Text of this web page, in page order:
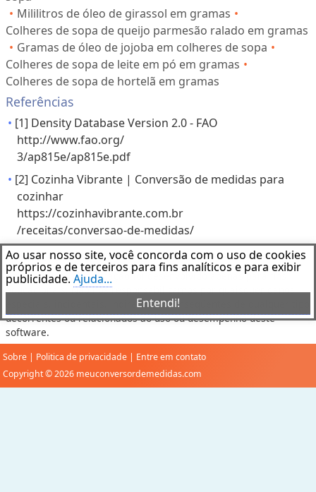
Mililitros de óleo de girassol em gramas
Colheres de sopa de queijo parmesão ralado em gramas
Gramas de óleo de jojoba em colheres de sopa
Colheres de sopa de leite em pó em gramas
Colheres de sopa de hortelã em gramas
Referências
[1] Density Database Version 2.0 - FAO
http://www.fao.org/
3/ap815e/ap815e.pdf
[2] Cozinha Vibrante | Conversão de medidas para
cozinhar
https://cozinhavibrante.com.br
/receitas/conversao-de-medidas/
Aviso Legal
Este software de aplicação foi desenvolvido apenas para fins
educacionais. Não nos responsabilizamos por quaisquer danos
especiais, incidentais, indiretos ou conseqüentes de qualquer tipo
decorrentes ou relacionados ao uso ou desempenho deste
software.
Sobre| Politica de privacidade| Entre em contato
Copyright © 2026 meuconversordemedidas.com
Ao usar nosso site, você concorda com o uso de cookies
próprios e de terceiros para fins analíticos e para exibir
publicidade. Ajuda...
Entendi!